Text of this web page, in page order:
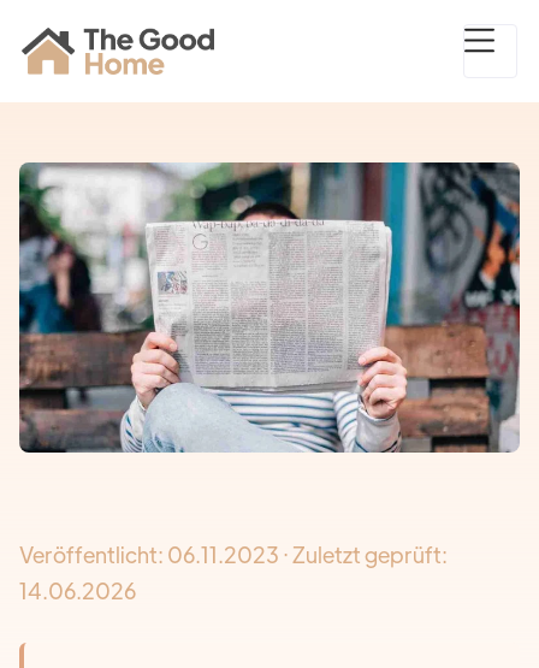
Veröffentlicht: 06.11.2023 · Zuletzt geprüft:
14.06.2026